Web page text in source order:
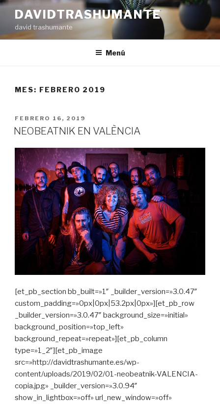
Ir
contenido
DAVIDTRASHUMANTE
david trashumante
Menú
MES: FEBRERO 2019
PUBLICADO
EN
FEBRERO 16, 2019
NEOBEATNIK EN VALÈNCIA
[et_pb_section bb_built=»1″ _builder_version=»3.0.47″
custom_padding=»0px|0px|53.2px|0px»][et_pb_row
_builder_version=»3.0.47″ background_size=»initial»
background_position=»top_left»
background_repeat=»repeat»][et_pb_column
type=»1_2″][et_pb_image
src=»http://davidtrashumante.es/wp-
content/uploads/2019/02/01-neobeatnik-VALENCIA-
copia.jpg» _builder_version=»3.0.94″
show_in_lightbox=»off» url_new_window=»off»